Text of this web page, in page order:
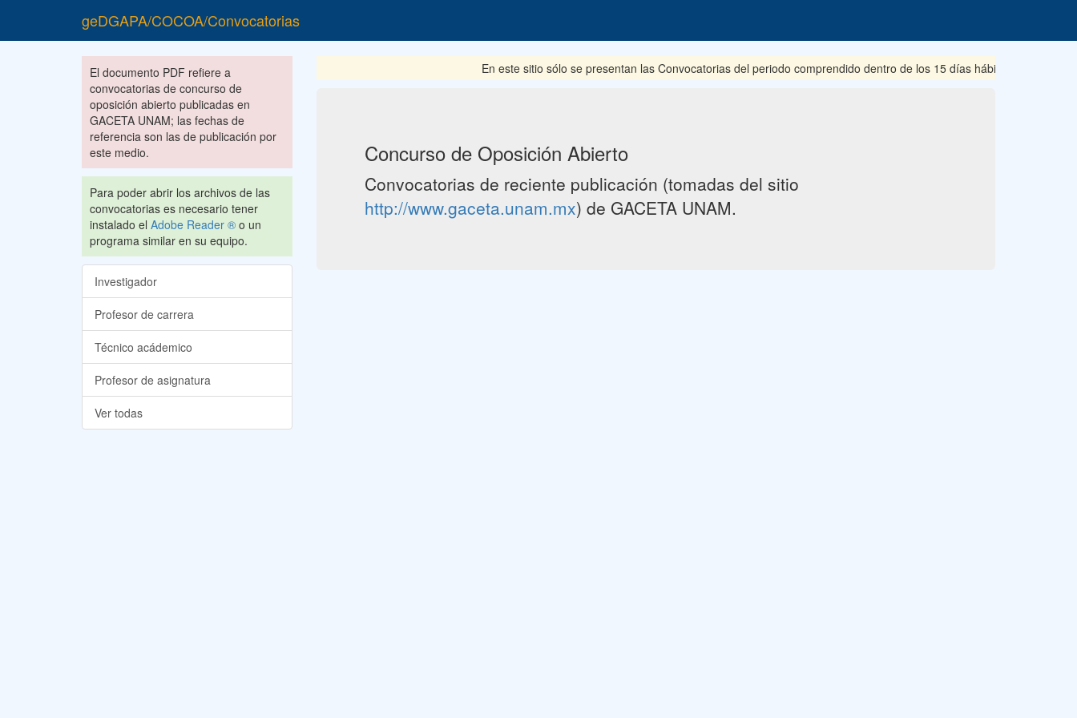
geDGAPA/COCOA/Convocatorias
El documento PDF refiere a
convocatorias de concurso de
oposición abierto publicadas en
GACETA UNAM; las fechas de
referencia son las de publicación por
este medio.
Para poder abrir los archivos de las
convocatorias es necesario tener
instalado el Adobe Reader ® o un
programa similar en su equipo.
Investigador
Profesor de carrera
Técnico acádemico
Profesor de asignatura
Ver todas
En este sitio sólo se presentan las Convocatorias del periodo comprendido dentro de los 15 días hábiles posteriores
Concurso de Oposición Abierto
Convocatorias de reciente publicación (tomadas del sitio
http://www.gaceta.unam.mx) de GACETA UNAM.